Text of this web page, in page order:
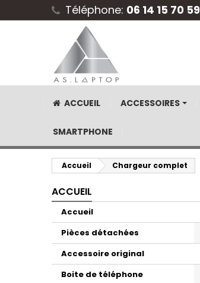
Téléphone: 06 14 15 70 59
ACCUEIL ACCESSOIRES
SMARTPHONE
Accueil Chargeur complet
ACCUEIL
Accueil
Pièces détachées
Accessoire original
Boite de téléphone